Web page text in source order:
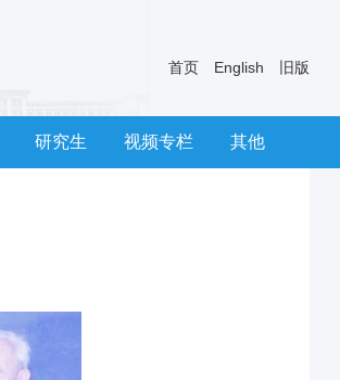
首页 English 旧版
研究生 视频专栏 其他